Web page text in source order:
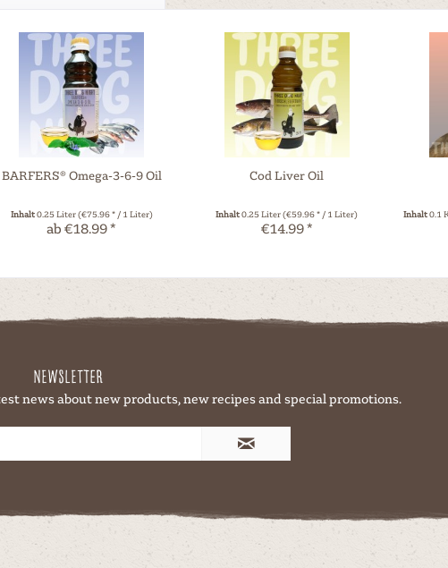
BARFERS® Omega-3-6-9 Oil
Inhalt0.25 Liter(€75.96 * / 1 Liter)
ab €18.99 *
Cod Liver Oil
Inhalt0.25 Liter(€59.96 * / 1 Liter)
€14.99 *
Inhalt0.1
Newsletter
news about new products, new recipes and special promotions.